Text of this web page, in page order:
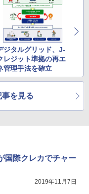
ジタルグリッド、J-
レジット準拠の再エ
管理手法を確立
事を見る
国際クレカでチャー
2019年11月7日